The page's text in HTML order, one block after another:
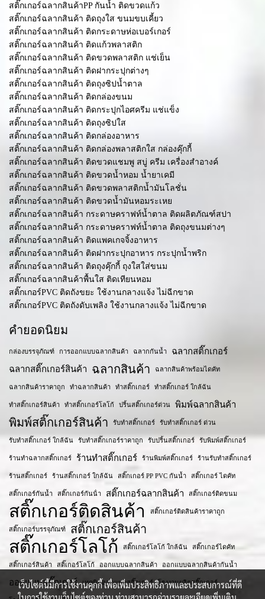
สติ๊กเกอร์ฉลากสินค้าPP กันน้ำ ติดขวดแก้ว
สติ๊กเกอร์ฉลากสินค้า ติดถุงใส ขนมขบเคี้ยว
สติ๊กเกอร์ฉลากสินค้า ติดกระดาษห่อเบอร์เกอร์
สติ๊กเกอร์ฉลากสินค้า ติดแก้วพลาสติก
สติ๊กเกอร์ฉลากสินค้า ติดขวดพลาสติก แช่เย็น
สติ๊กเกอร์ฉลากสินค้า ติดฝากระปุกต่างๆ
สติ๊กเกอร์ฉลากสินค้า ติดถุงซิปน้ำตาล
สติ๊กเกอร์ฉลากสินค้า ติดกล่องขนม
สติ๊กเกอร์ฉลากสินค้า ติดกระปุกไอศครีม แช่แข็ง
สติ๊กเกอร์ฉลากสินค้า ติดถุงซิปใส
สติ๊กเกอร์ฉลากสินค้า ติดกล่องอาหาร
สติ๊กเกอร์ฉลากสินค้า ติดกล่องพลาสติกใส กล่องคุ๊กกี้
สติ๊กเกอร์ฉลากสินค้า ติดขวดแชมพู สบู่ ครีม เครื่องสำอางค์
สติ๊กเกอร์ฉลากสินค้า ติดขวดน้ำหอม น้ำยาเคมี
สติ๊กเกอร์ฉลากสินค้า ติดขวดพลาสติกน้ำมันโลชั่น
สติ๊กเกอร์ฉลากสินค้า ติดขวดน้ำมันหอมระเหย
สติ๊กเกอร์ฉลากสินค้า กระดาษคราฟท์น้ำตาล ติดผลิตภัณฑ์สปา
สติ๊กเกอร์ฉลากสินค้า กระดาษคราฟท์น้ำตาล ติดถุงขนมต่างๆ
สติ๊กเกอร์ฉลากสินค้า ติดแพคเกจจิ้งอาหาร
สติ๊กเกอร์ฉลากสินค้า ติดฝากระปุกอาหาร กระปุกน้ำพริก
สติ๊กเกอร์ฉลากสินค้า ติดถุงคุ๊กกี้ ถุงใสใส่ขนม
สติ๊กเกอร์ฉลากสินค้าพื้นใส ติดเทียนหอม
สติ๊กเกอร์PVC ติดถังขยะ ใช้งานกลางแจ้ง ไม่ฉีกขาด
สติ๊กเกอร์PVC ติดถังดับเพลิง ใช้งานกลางแจ้ง ไม่ฉีกขาด
คำยอดนิยม
กล่องบรรจุภัณฑ์ การออกแบบฉลากสินค้า ฉลากกันน้ำ
ฉลากสติ๊กเกอร์
ฉลากสติ๊กเกอร์สินค้า
ฉลากสินค้า ฉลากสินค้าพร้อมไดคัท
ฉลากสินค้าราคาถูก ทำฉลากสินค้า ทำสติ๊กเกอร์ ทำสติ๊กเกอร์ ใกล้ฉัน
ทำสติ๊กเกอร์สินค้า ทำสติ๊กเกอร์โลโก้ ปริ้นสติ๊กเกอร์ด่วน พิมพ์ฉลากสินค้า
พิมพ์สติ๊กเกอร์สินค้า รับทำสติ๊กเกอร์ รับทำสติ๊กเกอร์ ด่วน
รับทำสติ๊กเกอร์ ใกล้ฉัน รับทำสติ๊กเกอร์ราคาถูก รับปริ้นสติ๊กเกอร์ รับพิมพ์สติ๊กเกอร์
ร้านทำฉลากสติ๊กเกอร์ ร้านทำสติ๊กเกอร์ ร้านพิมพ์สติ๊กเกอร์ ร้านรับทำสติ๊กเกอร์
ร้านสติ๊กเกอร์ ร้านสติ๊กเกอร์ ใกล้ฉัน สติ๊กเกอร์ PP PVC กันน้ำ สติ๊กเกอร์ ไดคัท
สติ๊กเกอร์กันน้ำ สติ๊กเกอร์กันน้ํา สติ๊กเกอร์ฉลากสินค้า สติ๊กเกอร์ติดขนม
สติ๊กเกอร์ติดสินค้า สติ๊กเกอร์ติดสินค้าราคาถูก
สติ๊กเกอร์บรรจุภัณฑ์ สติ๊กเกอร์สินค้า
สติ๊กเกอร์โลโก้ สติ๊กเกอร์โลโก้ ใกล้ฉัน สติ๊กเกอร์ไดคัท
สติ๊กเกอร​์สินค้า สติ๊เกอร์โลโก้ ออกแบบฉลากสินค้า ออกแบบฉลากสินค้ากันน้ำ
ออกแบบสติ๊กเกอร์ เทคนิคออกแบบสติ๊กเกอร์ โรงงานผลิตสติ๊กเกอร์
เว็บไซต์นี้มีการใช้งานคุกกี้ เพื่อเพิ่มประสิทธิภาพและประสบการณ์ที่ดี